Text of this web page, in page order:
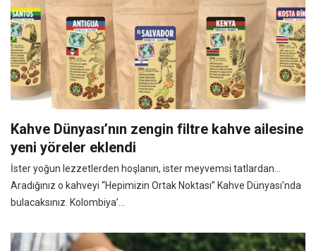
Kahve Dünyası’nın zengin filtre kahve ailesine
yeni yöreler eklendi
İster yoğun lezzetlerden hoşlanın, ister meyvemsi tatlardan…
Aradığınız o kahveyi “Hepimizin Ortak Noktası” Kahve Dünyası’nda
bulacaksınız. Kolombiya’...